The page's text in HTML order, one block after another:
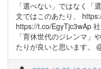
「選べない」ではなく「
文ではこのあたり、
https://t.co/EgyTjc3wAp
「育休世代のジレンマ」
たりが良いと思います。